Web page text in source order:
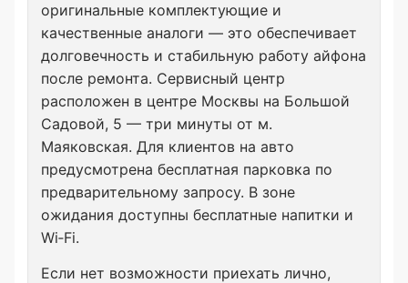
оригинальные комплектующие и
качественные аналоги — это обеспечивает
долговечность и стабильную работу айфона
после ремонта. Сервисный центр
расположен в центре Москвы на Большой
Садовой, 5 — три минуты от м.
Маяковская. Для клиентов на авто
предусмотрена бесплатная парковка по
предварительному запросу. В зоне
ожидания доступны бесплатные напитки и
Wi‑Fi.
Если нет возможности приехать лично,